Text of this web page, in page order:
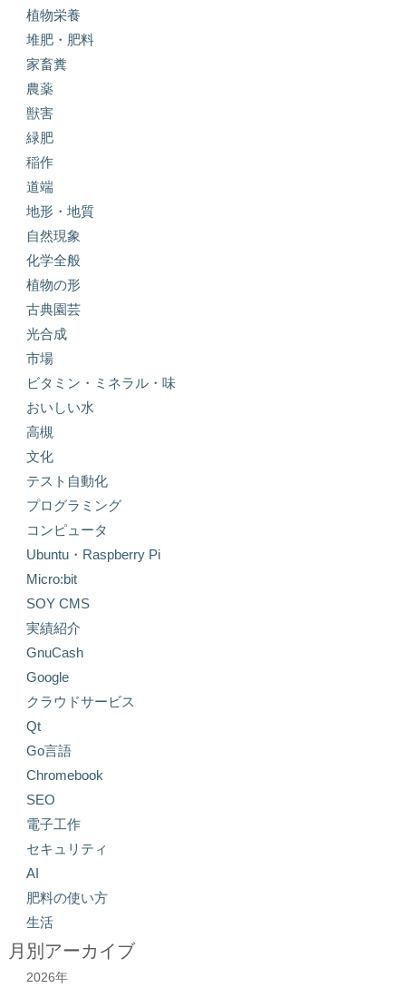
植物栄養
堆肥・肥料
家畜糞
農薬
獣害
緑肥
稲作
道端
地形・地質
自然現象
化学全般
植物の形
古典園芸
光合成
市場
ビタミン・ミネラル・味
おいしい水
高槻
文化
テスト自動化
プログラミング
コンピュータ
Ubuntu・Raspberry Pi
Micro:bit
SOY CMS
実績紹介
GnuCash
Google
クラウドサービス
Qt
Go言語
Chromebook
SEO
電子工作
セキュリティ
AI
肥料の使い方
生活
月別アーカイブ
2026年